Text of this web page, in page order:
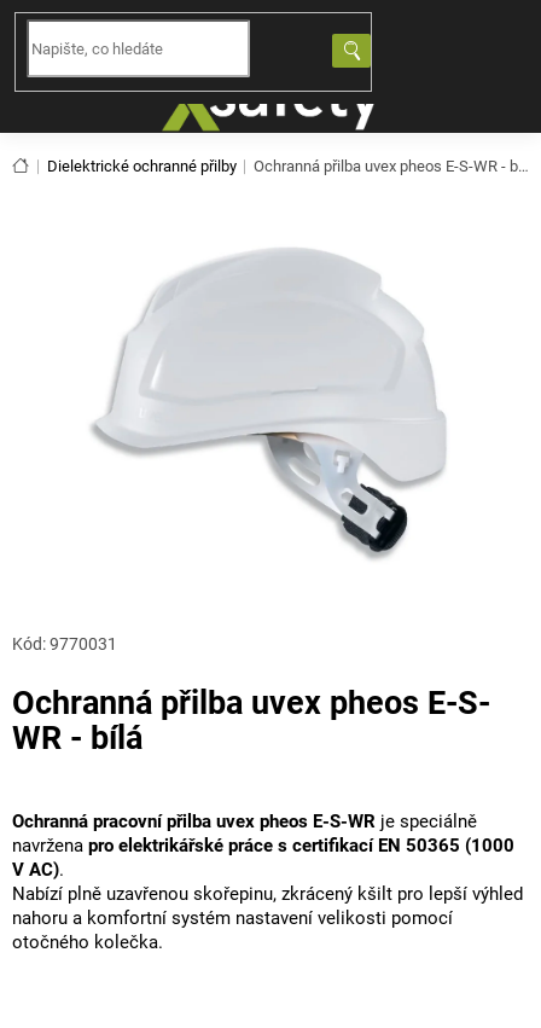
Přejít
obsah
Domů
Dielektrické ochranné přilby Ochranná přilba uvex pheos E-S-WR - bílá
Ochranná přilba uvex pheos E-S-
WR - bílá
Kód:9770031
Ochranná pracovní přilba uvex pheos E-S-WR je speciálně
navržena pro elektrikářské práce s certifikací EN 50365 (1000
V AC).
Nabízí plně uzavřenou skořepinu, zkrácený kšilt pro lepší výhled
nahoru a komfortní systém nastavení velikosti pomocí
otočného kolečka.